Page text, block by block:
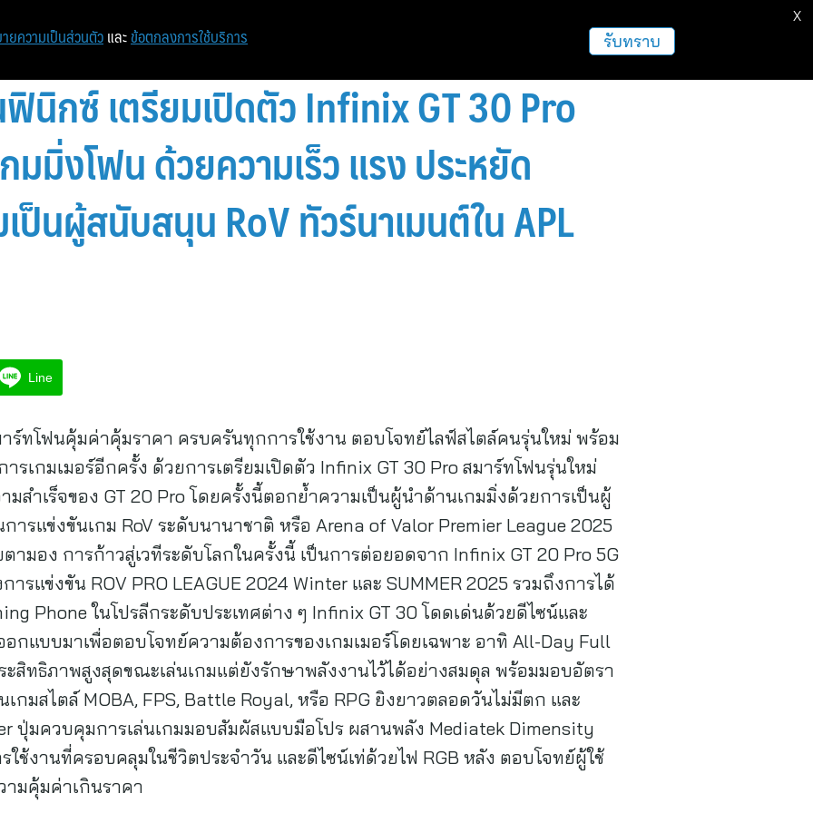
หน้าแรก ท่องเที่ยว ฝากข่าวประชาสัมพันธ์
ฟินิกซ์ เตรียมเปิดตัว Infinix GT 30 Pro
มมิ่งโฟน ด้วยความเร็ว แรง ประหยัด
นผู้สนับสนุน RoV ทัวร์นาเมนต์ใน APL
Line
ทโฟนคุ้มค่าคุ้มราคา ครบครันทุกการใช้งาน ตอบโจทย์ไลฟ์สไตล์คนรุ่นใหม่ พร้อม
รเกมเมอร์อีกครั้ง ด้วยการเตรียมเปิดตัว Infinix GT 30 Pro สมาร์ทโฟนรุ่นใหม่
ำเร็จของ GT 20 Pro โดยครั้งนี้ตอกย้ำความเป็นผู้นำด้านเกมมิ่งด้วยการเป็นผู้
ารแข่งขันเกม RoV ระดับนานาชาติ หรือ Arena of Valor Premier League 2025
ามอง การก้าวสู่เวทีระดับโลกในครั้งนี้ เป็นการต่อยอดจาก Infinix GT 20 Pro 5G
รแข่งขัน ROV PRO LEAGUE 2024 Winter และ SUMMER 2025 รวมถึงการได้
Phone ในโปรลีกระดับประเทศต่าง ๆ Infinix GT 30 โดดเด่นด้วยดีไซน์และ
กแบบมาเพื่อตอบโจทย์ความต้องการของเกมเมอร์โดยเฉพาะ อาทิ All-Day Full
ะสิทธิภาพสูงสุดขณะเล่นเกมแต่ยังรักษาพลังงานไว้ได้อย่างสมดุล พร้อมมอบอัตรา
เกมสไตล์ MOBA, FPS, Battle Royal, หรือ RPG ยิงยาวตลอดวันไม่มีตก และ
ปุ่มควบคุมการเล่นเกมมอบสัมผัสแบบมือโปร ผสานพลัง Mediatek Dimensity
ใช้งานที่ครอบคลุมในชีวิตประจำวัน และดีไซน์เท่ด้วยไฟ RGB หลัง ตอบโจทย์ผู้ใช้
มคุ้มค่าเกินราคา
ยความเป็นส่วนตัว และ ข้อตกลงการใช้บริการ รับทราบ
X